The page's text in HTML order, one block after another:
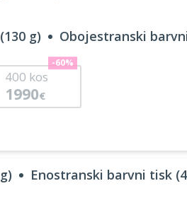
g) Obojestranski
400 kos
1990€
-60%
Enostranski barvni tisk